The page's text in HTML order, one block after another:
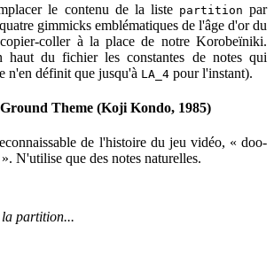
le contenu de la liste partition par
gimmicks emblématiques de l'âge d'or du
coller à la place de notre Korobeïniki.
haut du fichier les constantes de notes qui
n'en définit que jusqu'à LA_4 pour l'instant).
Theme (Koji Kondo, 1985)
de l'histoire du jeu vidéo, « doo-
N'utilise que des notes naturelles.
la partition...